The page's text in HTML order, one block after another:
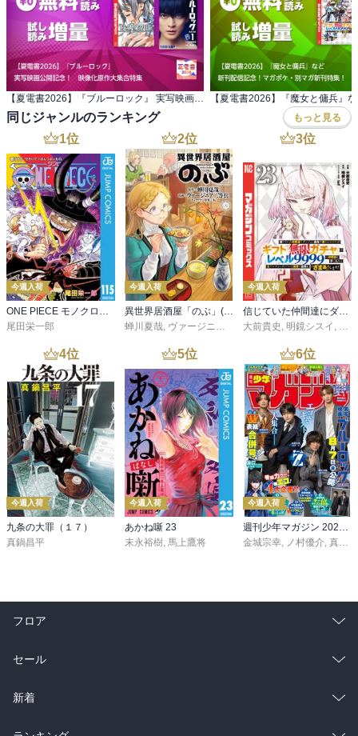
【夏電書2026】『ブルーロック』 実写映画公開記念！ 映像化原作大集合特集
同じジャンルのランキング もっと見る
1位
今週入荷
ONE PIECE モノクロ版 115
尾田栄一郎
2位
今週入荷
異世界居酒屋「のぶ」(22)
蝉川夏哉, ヴァージニア二等兵 ,転
3位
今週入荷
信じていた仲間達にダンジョン奥地で殺されかけたがギフト『無限ガチャ』でレベル９９９９の仲間達を手に入れて元パーティーメンバーと世界に復讐＆『ざまぁ！』します！（２３）
大前貴史 , 明鏡シスイ , ｔ
4位
今週入荷
九条の大罪（１７）
真鍋昌平
5位
今週入荷
あかね噺 23
末永裕樹 馬上鷹将
6位
今週入荷
金城宗幸
ノ村優介 真島ヒロ
フロア
総合
ラノベ
雑誌・グラビア
セール
総合
ラノベ
新着